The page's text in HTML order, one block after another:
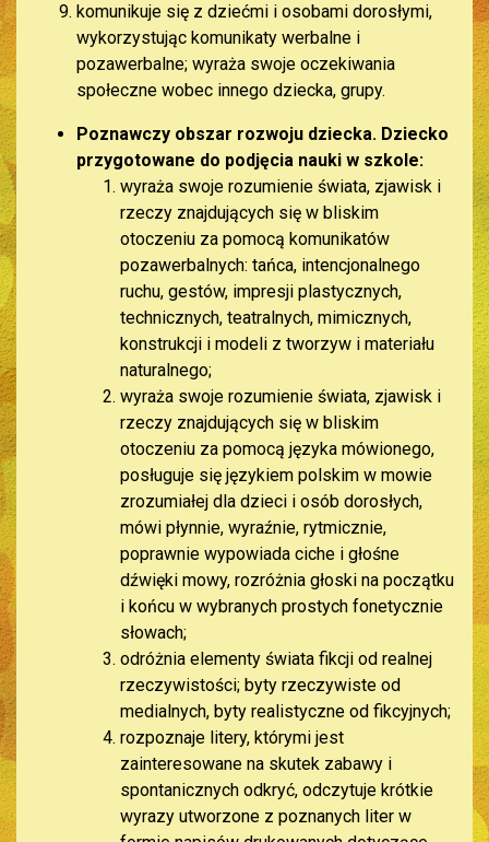
komunikuje się z dziećmi i osobami dorosłymi,
wykorzystując komunikaty werbalne i
pozawerbalne; wyraża swoje oczekiwania
społeczne wobec innego dziecka, grupy.
Poznawczy obszar rozwoju dziecka. Dziecko
przygotowane do podjęcia nauki w szkole:
wyraża swoje rozumienie świata, zjawisk i
rzeczy znajdujących się w bliskim
otoczeniu za pomocą komunikatów
pozawerbalnych: tańca, intencjonalnego
ruchu, gestów, impresji plastycznych,
technicznych, teatralnych, mimicznych,
konstrukcji i modeli z tworzyw i materiału
naturalnego;
wyraża swoje rozumienie świata, zjawisk i
rzeczy znajdujących się w bliskim
otoczeniu za pomocą języka mówionego,
posługuje się językiem polskim w mowie
zrozumiałej dla dzieci i osób dorosłych,
mówi płynnie, wyraźnie, rytmicznie,
poprawnie wypowiada ciche i głośne
dźwięki mowy, rozróżnia głoski na początku
i końcu w wybranych prostych fonetycznie
słowach;
odróżnia elementy świata fikcji od realnej
rzeczywistości; byty rzeczywiste od
medialnych, byty realistyczne od fikcyjnych;
rozpoznaje litery, którymi jest
zainteresowane na skutek zabawy i
spontanicznych odkryć, odczytuje krótkie
wyrazy utworzone z poznanych liter w